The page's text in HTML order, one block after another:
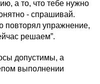
а то, что тебе нужно
- спрашивай.
повторял упражнение,
решаем”.
допустимы, а
выполнении